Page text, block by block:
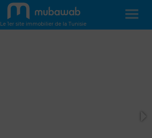
Le 1er site immobilier de la Tunisie